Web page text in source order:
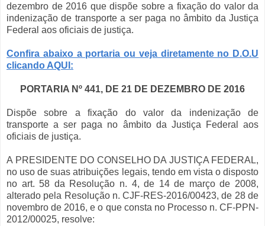
dezembro de 2016 que dispõe sobre a fixação do valor da
indenização de transporte a ser paga no âmbito da Justiça
Federal aos oficiais de justiça.
Confira abaixo a portaria ou veja diretamente no D.O.U
clicando AQUI:
PORTARIA Nº 441, DE 21 DE DEZEMBRO DE 2016
Dispõe sobre a fixação do valor da indenização de
transporte a ser paga no âmbito da Justiça Federal aos
oficiais de justiça.
A PRESIDENTE DO CONSELHO DA JUSTIÇA FEDERAL,
no uso de suas atribuições legais, tendo em vista o disposto
no art. 58 da Resolução n. 4, de 14 de março de 2008,
alterado pela Resolução n. CJF-RES-2016/00423, de 28 de
novembro de 2016, e o que consta no Processo n. CF-PPN-
2012/00025, resolve: